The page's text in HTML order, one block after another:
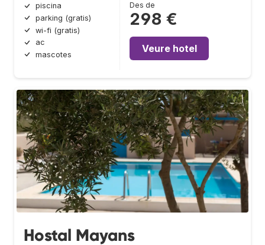
piscina
parking (gratis)
wi-fi (gratis)
ac
mascotes
Des de
298 €
Veure hotel
Hostal Mayans